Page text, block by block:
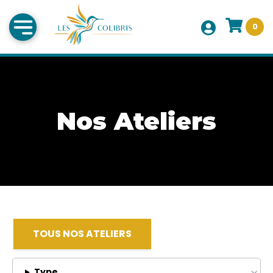
0
Nos Ateliers
TOUS NOS ATELIERS